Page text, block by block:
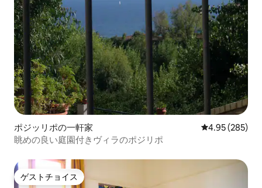
ポジッリポの一軒家 レビュー285
4.95 (285)
眺めの良い庭園付きヴィラのポジリポ
ゲストチョイス
ゲストチョイス